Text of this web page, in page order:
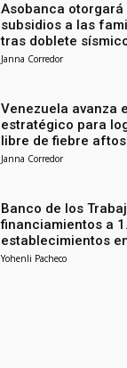
Asobanca
subsidios a las
tras doblete
Janna Corredor
Venezuela avanza
estratégico para
libre de fiebre
Janna Corredor
Banco de los
financiamientos a
establecimientos
Yohenli Pacheco